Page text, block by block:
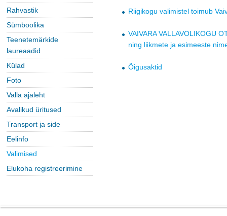
Rahvastik
Sümboolika
Teenetemärkide
laureaadid
Külad
Foto
Valla ajaleht
Avalikud üritused
Transport ja side
Eelinfo
Valimised
Elukoha registreerimine
Riigikogu valimistel toimub
VAIVARA VALLAVOLIKOGU
ning liikmete ja esimeeste
Õigusaktid